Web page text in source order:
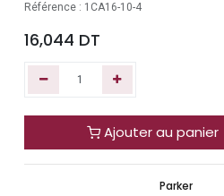
Référence : 1CA16-10-4
16,044 DT
Ajouter au panier
Parker